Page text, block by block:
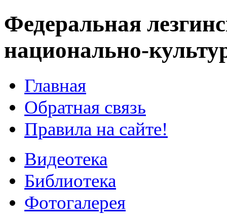
Федеральная
национально-
Главная
Обратная связь
Правила на сайте!
Видеотека
Библиотека
Фотогалерея